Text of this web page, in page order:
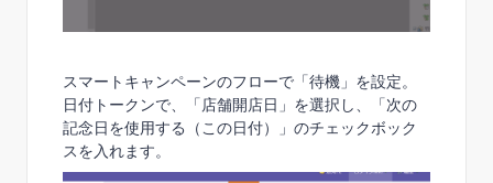
スマートキャンペーンのフローで「待機」を設定。
日付トークンで、「店舗開店日」を選択し、「次の
記念日を使用する（この日付）」のチェックボック
スを入れます。